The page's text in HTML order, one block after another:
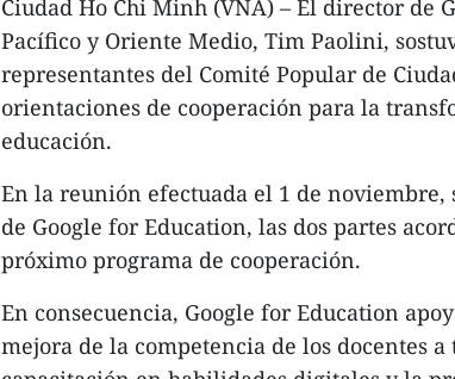
Ciudad Ho Chi Minh (VNA) – El director de
Pacífico y Oriente Medio, Tim Paolini,
representantes del Comité Popular de
orientaciones de cooperación para la
educación.
En la reunión efectuada el 1 de noviembre,
de Google for Education, las dos partes
próximo programa de cooperación.
En consecuencia, Google for Education
mejora de la competencia de los docentes a